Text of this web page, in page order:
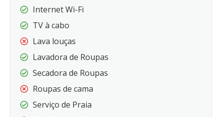
Internet Wi-Fi
TV à cabo
Lava louças
Lavadora de Roupas
Secadora de Roupas
Roupas de cama
Serviço de Praia